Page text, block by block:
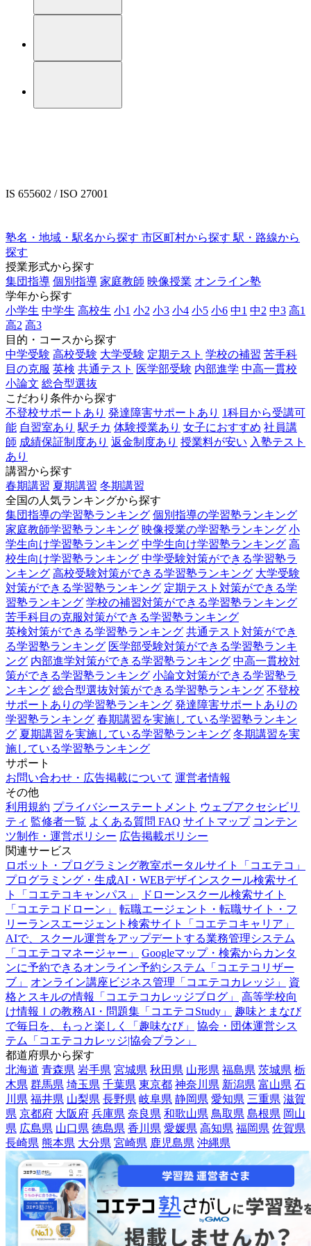
IS 655602 / ISO 27001
塾名・地域・駅名から探す 市区町村から探す 駅・路線から
探す
授業形式から探す
集団指導 個別指導 家庭教師 映像授業 オンライン塾
学年から探す
小学生 中学生 高校生 小1 小2 小3 小4 小5 小6 中1 中2 中3 高1
高2 高3
目的・コースから探す
中学受験 高校受験 大学受験 定期テスト 学校の補習 苦手科
目の克服 英検 共通テスト 医学部受験 内部進学 中高一貫校
小論文 総合型選抜
こだわり条件から探す
不登校サポートあり 発達障害サポートあり 1科目から受講可
能 自習室あり 駅チカ 体験授業あり 女子におすすめ 社員講
師 成績保証制度あり 返金制度あり 授業料が安い 入塾テスト
あり
講習から探す
春期講習 夏期講習 冬期講習
全国の人気ランキングから探す
集団指導の学習塾ランキング 個別指導の学習塾ランキング
家庭教師学習塾ランキング 映像授業の学習塾ランキング 小
学生向け学習塾ランキング 中学生向け学習塾ランキング 高
校生向け学習塾ランキング 中学受験対策ができる学習塾ラ
ンキング 高校受験対策ができる学習塾ランキング 大学受験
対策ができる学習塾ランキング 定期テスト対策ができる学
習塾ランキング 学校の補習対策ができる学習塾ランキング
苦手科目の克服対策ができる学習塾ランキング
英検対策ができる学習塾ランキング 共通テスト対策ができ
る学習塾ランキング 医学部受験対策ができる学習塾ランキ
ング 内部進学対策ができる学習塾ランキング 中高一貫校対
策ができる学習塾ランキング 小論文対策ができる学習塾ラ
ンキング 総合型選抜対策ができる学習塾ランキング 不登校
サポートありの学習塾ランキング 発達障害サポートありの
学習塾ランキング 春期講習を実施している学習塾ランキン
グ 夏期講習を実施している学習塾ランキング 冬期講習を実
施している学習塾ランキング
サポート
お問い合わせ・広告掲載について 運営者情報
その他
利用規約 プライバシーステートメント ウェブアクセシビリ
ティ 監修者一覧 よくある質問 FAQ サイトマップ コンテン
ツ制作・運営ポリシー 広告掲載ポリシー
関連サービス
ロボット・プログラミング教室ポータルサイト「コエテコ」
プログラミング・生成AI・WEBデザインスクール検索サイ
ト「コエテコキャンパス」
ドローンスクール検索サイト
「コエテコドローン」
転職エージェント・転職サイト・フ
リーランスエージェント検索サイト「コエテコキャリア」
AIで、スクール運営をアップデートする業務管理システム
「コエテコマネージャー」
Googleマップ・検索からカンタ
ンに予約できるオンライン予約システム「コエテコリザー
ブ」
オンライン講座ビジネス管理「コエテコカレッジ」
資
格とスキルの情報「コエテコカレッジブログ」
高等学校向
け情報Ⅰの教務AI・問題集「コエテコStudy」
趣味とまなび
で毎日を、もっと楽しく「趣味なび」
協会・団体運営シス
テム「コエテコカレッジ|協会プラン」
都道府県から探す
北海道 青森県 岩手県 宮城県 秋田県 山形県 福島県 茨城県 栃
木県 群馬県 埼玉県 千葉県 東京都 神奈川県 新潟県 富山県 石
川県 福井県 山梨県 長野県 岐阜県 静岡県 愛知県 三重県 滋賀
県 京都府 大阪府 兵庫県 奈良県 和歌山県 鳥取県 島根県 岡山
県 広島県 山口県 徳島県 香川県 愛媛県 高知県 福岡県 佐賀県
長崎県 熊本県 大分県 宮崎県 鹿児島県 沖縄県